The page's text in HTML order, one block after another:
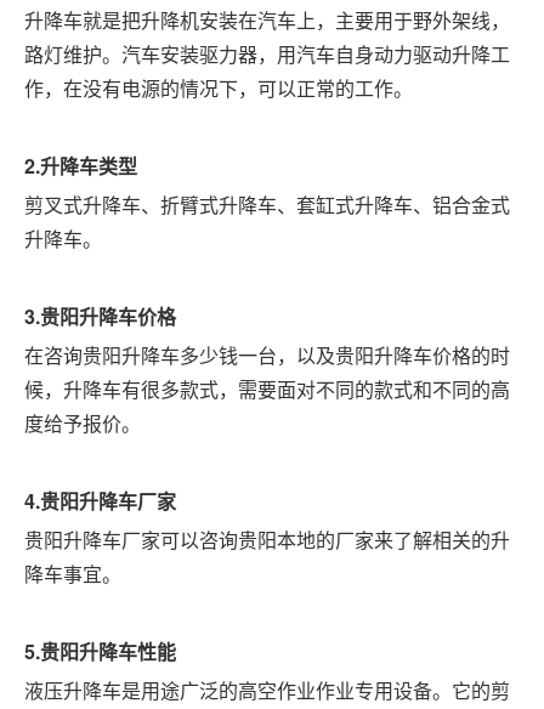
升降车就是把升降机安装在汽车上，主要用于野外架线，
路灯维护。汽车安装驱力器，用汽车自身动力驱动升降工
作，在没有电源的情况下，可以正常的工作。
2.升降车类型
剪叉式升降车、折臂式升降车、套缸式升降车、铝合金式
升降车。
3.贵阳升降车价格
在咨询贵阳升降车多少钱一台，以及贵阳升降车价格的时
候，升降车有很多款式，需要面对不同的款式和不同的高
度给予报价。
4.贵阳升降车厂家
贵阳升降车厂家可以咨询贵阳本地的厂家来了解相关的升
降车事宜。
5.贵阳升降车性能
液压升降车是用途广泛的高空作业作业专用设备。它的剪